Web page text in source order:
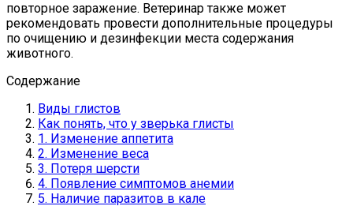
повторное заражение. Ветеринар также может
рекомендовать провести дополнительные процедуры
по очищению и дезинфекции места содержания
животного.
Содержание
Виды глистов
Как понять, что у зверька глисты
1. Изменение аппетита
2. Изменение веса
3. Потеря шерсти
4. Появление симптомов анемии
5. Наличие паразитов в кале